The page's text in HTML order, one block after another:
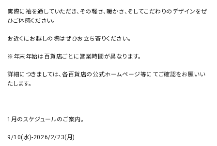
実際に袖を通していただき、その軽さ、暖かさ、そしてこだわりのデザインをぜ
ひご体感ください。
お近くにお越しの際はぜひお立ち寄りください。
※年末年始は百貨店ごとに営業時間が異なります。
詳細につきましては、各百貨店の公式ホームページ等にてご確認をお願いい
たします。
1月のスケジュールのご案内。
9/10(水)-2026/2/23(月)